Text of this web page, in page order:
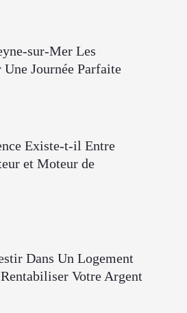
sur-Mer Les
Une Journée Parfaite
Existe-t-il Entre
et Moteur de
Dans Un Logement
Votre Argent